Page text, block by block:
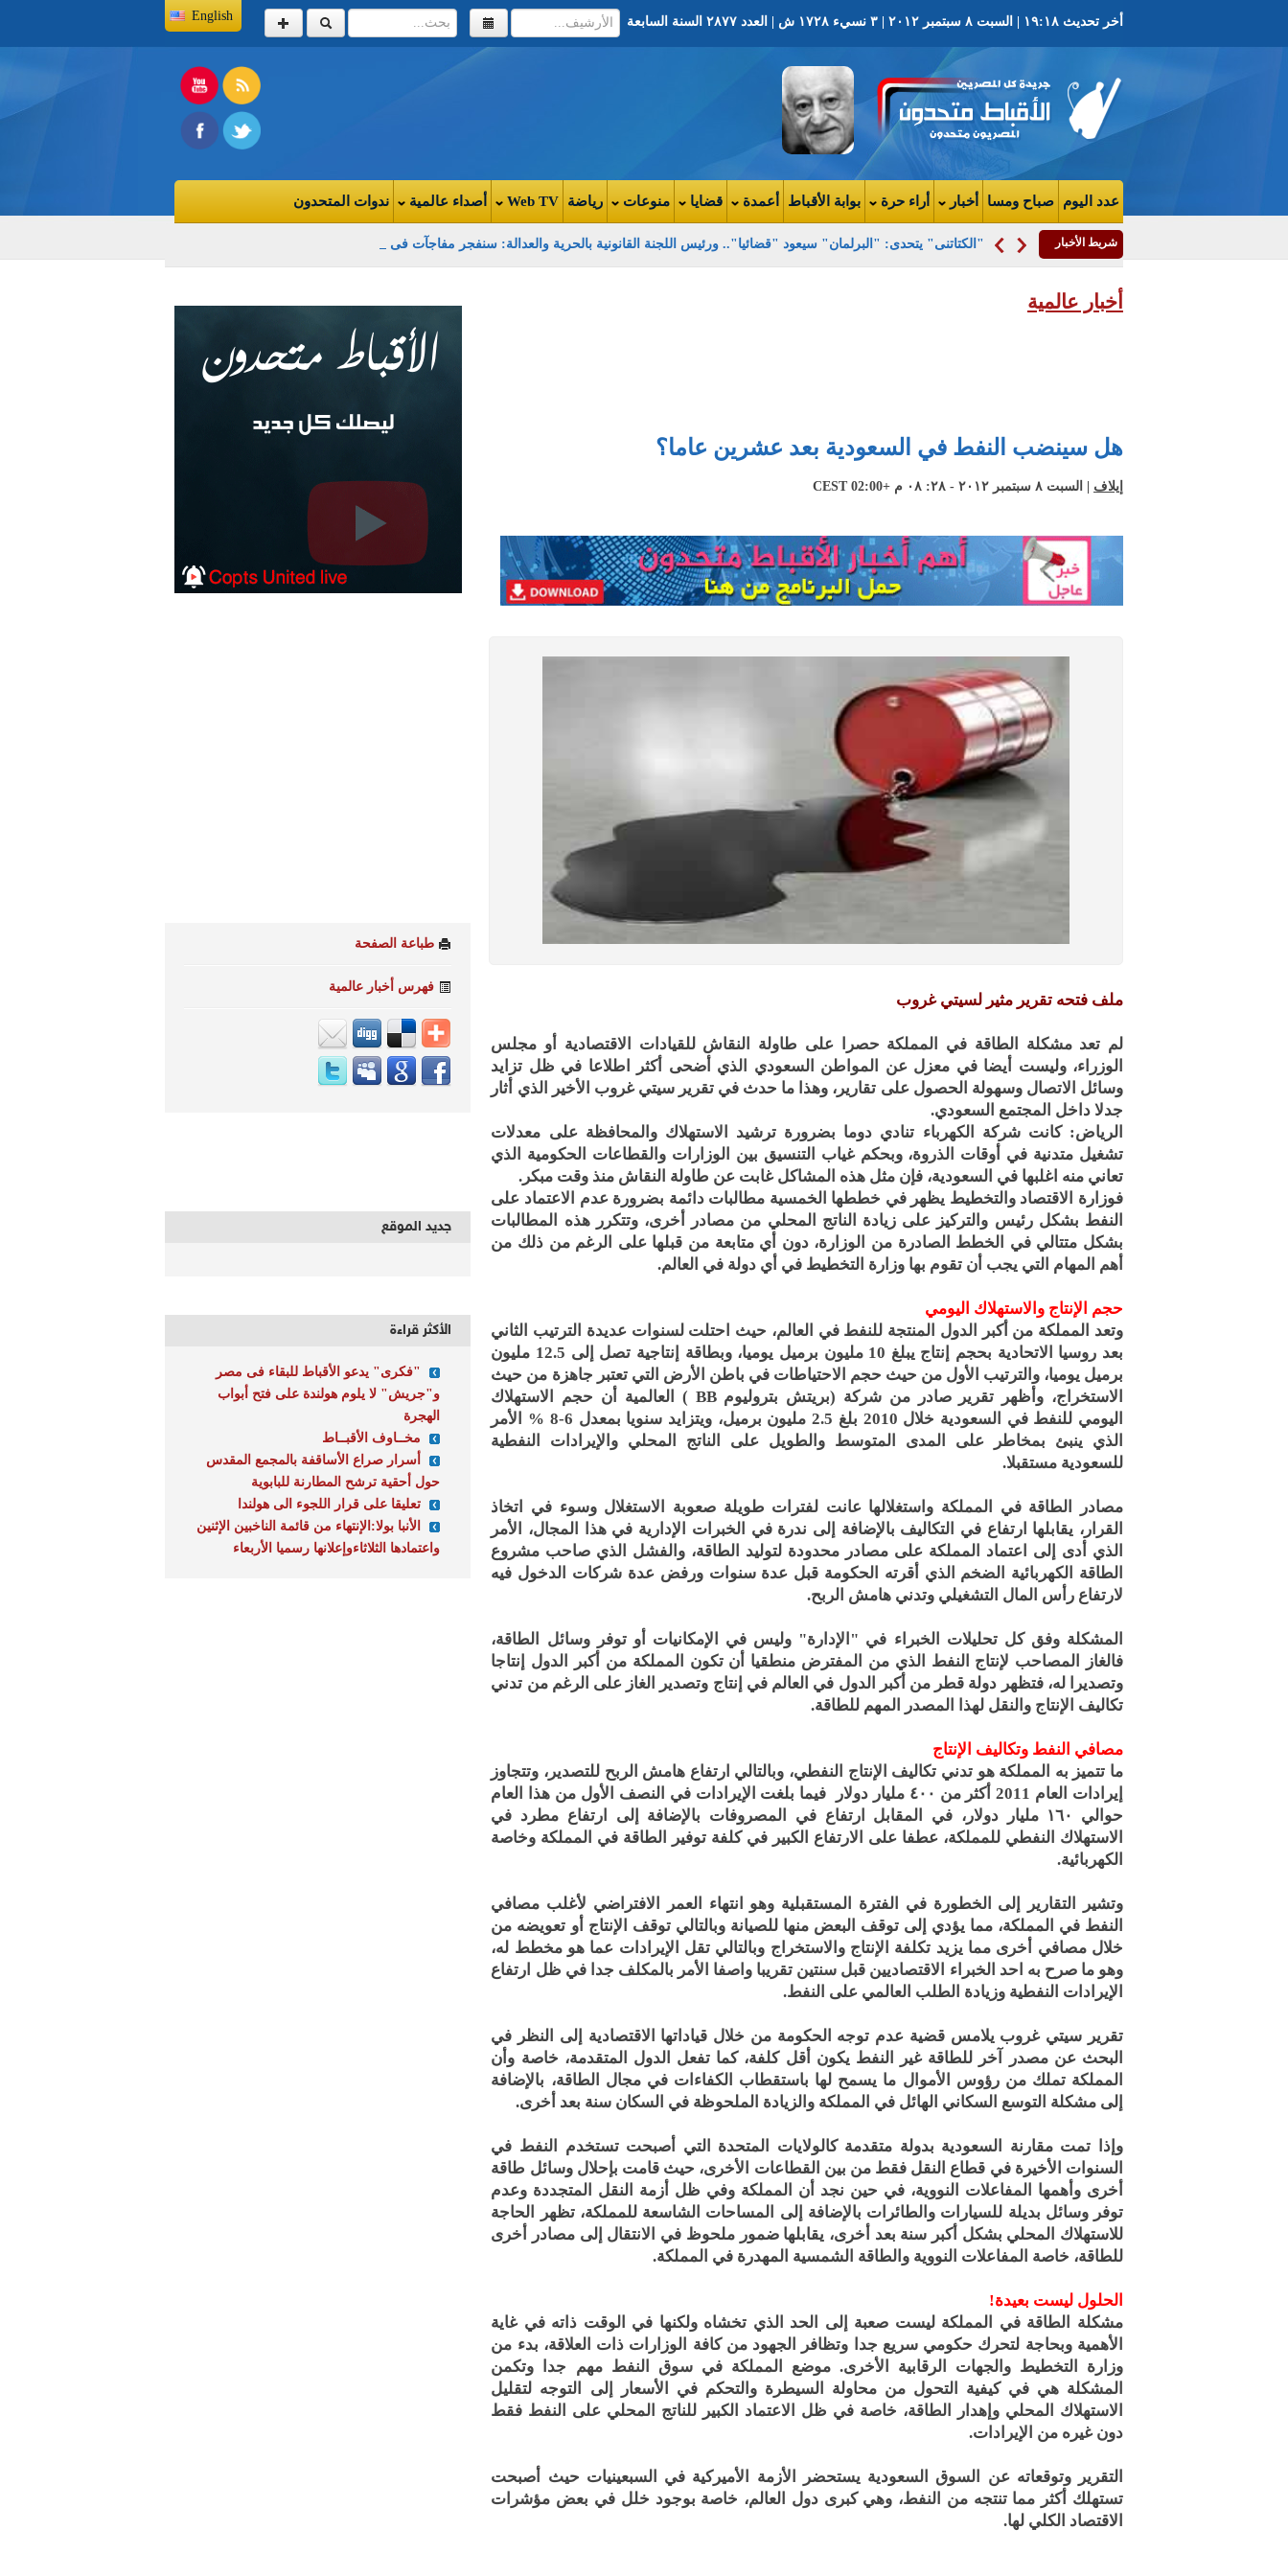
أخر تحديث ١٩:١٨ | السبت ٨ سبتمبر ٢٠١٢ | ٣ نسيء ١٧٢٨ ش | العدد ٢٨٧٧ السنة السابعة English
عدد اليوم صباح ومسا أخبار أراء حرة بوابة الأقباط أعمدة قضايا منوعات رياضة Web TV أصداء عالمية ندوات المتحدون
شريط الأخبار "الكتاتنى" يتحدى: "البرلمان" سيعود "قضائيا".. ورئيس اللجنة القانونية بالحرية والعدالة: سنفجر مفاجآت فى جلسة 22 سبتمبر.. وقانونيون: لا يوجد مدخل قانونى لعودة المجلس.. وباب الالتفاف "مغلق"
أخبار عالمية
هل سينضب النفط في السعودية بعد عشرين عاما؟
إيلاف | السبت ٨ سبتمبر ٢٠١٢ - ٢٨: ٠٨ م +02:00 CEST
ملف فتحه تقرير مثير لسيتي غروب
لم تعد مشكلة الطاقة في المملكة حصرا على طاولة النقاش للقيادات الاقتصادية أو مجلس
الوزراء، وليست أيضا في معزل عن المواطن السعودي الذي أضحى أكثر اطلاعا في ظل تزايد
وسائل الاتصال وسهولة الحصول على تقارير، وهذا ما حدث في تقرير سيتي غروب الأخير الذي أثار
جدلا داخل المجتمع السعودي.
الرياض: كانت شركة الكهرباء تنادي دوما بضرورة ترشيد الاستهلاك والمحافظة على معدلات
تشغيل متدنية في أوقات الذروة، وبحكم غياب التنسيق بين الوزارات والقطاعات الحكومية الذي
تعاني منه اغلبها في السعودية، فإن مثل هذه المشاكل غابت عن طاولة النقاش منذ وقت مبكر.
فوزارة الاقتصاد والتخطيط يظهر في خططها الخمسية مطالبات دائمة بضرورة عدم الاعتماد على
النفط بشكل رئيس والتركيز على زيادة الناتج المحلي من مصادر أخرى، وتتكرر هذه المطالبات
بشكل متتالي في الخطط الصادرة من الوزارة، دون أي متابعة من قبلها على الرغم من ذلك من
أهم المهام التي يجب أن تقوم بها وزارة التخطيط في أي دولة في العالم.
حجم الإنتاج والاستهلاك اليومي
وتعد المملكة من أكبر الدول المنتجة للنفط في العالم، حيث احتلت لسنوات عديدة الترتيب الثاني
بعد روسيا الاتحادية بحجم إنتاج يبلغ 10 مليون برميل يوميا، وبطاقة إنتاجية تصل إلى 12.5 مليون
برميل يوميا، والترتيب الأول من حيث حجم الاحتياطات في باطن الأرض التي تعتبر جاهزة من حيث
الاستخراج، وأظهر تقرير صادر من شركة (بريتش بتروليوم BB ) العالمية أن حجم الاستهلاك
اليومي للنفط في السعودية خلال 2010 بلغ 2.5 مليون برميل، ويتزايد سنويا بمعدل 6-8 % الأمر
الذي ينبئ بمخاطر على المدى المتوسط والطويل على الناتج المحلي والإيرادات النفطية
للسعودية مستقبلا.
مصادر الطاقة في المملكة واستغلالها عانت لفترات طويلة صعوبة الاستغلال وسوء في اتخاذ
القرار، يقابلها ارتفاع في التكاليف بالإضافة إلى ندرة في الخبرات الإدارية في هذا المجال، الأمر
الذي أدى إلى اعتماد المملكة على مصادر محدودة لتوليد الطاقة، والفشل الذي صاحب مشروع
الطاقة الكهربائية الضخم الذي أقرته الحكومة قبل عدة سنوات ورفض عدة شركات الدخول فيه
لارتفاع رأس المال التشغيلي وتدني هامش الربح.
المشكلة وفق كل تحليلات الخبراء في "الإدارة" وليس في الإمكانيات أو توفر وسائل الطاقة،
فالغاز المصاحب لإنتاج النفط الذي من المفترض منطقيا أن تكون المملكة من أكبر الدول إنتاجا
وتصديرا له، فتظهر دولة قطر من أكبر الدول في العالم في إنتاج وتصدير الغاز على الرغم من تدني
تكاليف الإنتاج والنقل لهذا المصدر المهم للطاقة.
مصافي النفط وتكاليف الإنتاج
ما تتميز به المملكة هو تدني تكاليف الإنتاج النفطي، وبالتالي ارتفاع هامش الربح للتصدير، وتتجاوز
إيرادات العام 2011 أكثر من ٤٠٠ مليار دولار فيما بلغت الإيرادات في النصف الأول من هذا العام
حوالي ١٦٠ مليار دولار، في المقابل ارتفاع في المصروفات بالإضافة إلى ارتفاع مطرد في
الاستهلاك النفطي للمملكة، عطفا على الارتفاع الكبير في كلفة توفير الطاقة في المملكة وخاصة
الكهربائية.
وتشير التقارير إلى الخطورة في الفترة المستقبلية وهو انتهاء العمر الافتراضي لأغلب مصافي
النفط في المملكة، مما يؤدي إلى توقف البعض منها للصيانة وبالتالي توقف الإنتاج أو تعويضه من
خلال مصافي أخرى مما يزيد تكلفة الإنتاج والاستخراج وبالتالي تقل الإيرادات عما هو مخطط له،
وهو ما صرح به احد الخبراء الاقتصاديين قبل سنتين تقريبا واصفا الأمر بالمكلف جدا في ظل ارتفاع
الإيرادات النفطية وزيادة الطلب العالمي على النفط.
تقرير سيتي غروب يلامس قضية عدم توجه الحكومة من خلال قياداتها الاقتصادية إلى النظر في
البحث عن مصدر آخر للطاقة غير النفط يكون أقل كلفة، كما تفعل الدول المتقدمة، خاصة وأن
المملكة تملك من رؤوس الأموال ما يسمح لها باستقطاب الكفاءات في مجال الطاقة، بالإضافة
إلى مشكلة التوسع السكاني الهائل في المملكة والزيادة الملحوظة في السكان سنة بعد أخرى.
وإذا تمت مقارنة السعودية بدولة متقدمة كالولايات المتحدة التي أصبحت تستخدم النفط في
السنوات الأخيرة في قطاع النقل فقط من بين القطاعات الأخرى، حيث قامت بإحلال وسائل طاقة
أخرى وأهمها المفاعلات النووية، في حين نجد أن المملكة وفي ظل أزمة النقل المتجددة وعدم
توفر وسائل بديلة للسيارات والطائرات بالإضافة إلى المساحات الشاسعة للمملكة، تظهر الحاجة
للاستهلاك المحلي بشكل أكبر سنة بعد أخرى، يقابلها ضمور ملحوظ في الانتقال إلى مصادر أخرى
للطاقة، خاصة المفاعلات النووية والطاقة الشمسية المهدرة في المملكة.
الحلول ليست بعيدة!
مشكلة الطاقة في المملكة ليست صعبة إلى الحد الذي تخشاه ولكنها في الوقت ذاته في غاية
الأهمية وبحاجة لتحرك حكومي سريع جدا وتظافر الجهود من كافة الوزارات ذات العلاقة، بدء من
وزارة التخطيط والجهات الرقابية الأخرى. موضع المملكة في سوق النفط مهم جدا وتكمن
المشكلة هي في كيفية التحول من محاولة السيطرة والتحكم في الأسعار إلى التوجه لتقليل
الاستهلاك المحلي وإهدار الطاقة، خاصة في ظل الاعتماد الكبير للناتج المحلي على النفط فقط
دون غيره من الإيرادات.
التقرير وتوقعاته عن السوق السعودية يستحضر الأزمة الأميركية في السبعينيات حيث أصبحت
تستهلك أكثر مما تنتجه من النفط، وهي كبرى دول العالم، خاصة بوجود خلل في بعض مؤشرات
الاقتصاد الكلي لها.
طباعة الصفحة
فهرس أخبار عالمية
جديد الموقع
الأكثر قراءة
"فكرى" يدعو الأقباط للبقاء فى مصر
و"جريش" لا يلوم هولندة على فتح أبواب
الهجرة
مخــاوف الأقبــاط
أسرار صراع الأساقفة بالمجمع المقدس
حول أحقية ترشح المطارنة للبابوية
تعليقا على قرار اللجوء الى هولندا
الأنبا بولا:الإنتهاء من قائمة الناخبين الإثنين
واعتمادها الثلاثاءوإعلانها رسميا الأربعاء